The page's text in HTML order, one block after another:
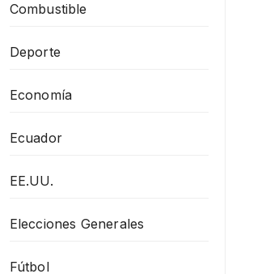
Combustible
Deporte
Economía
Ecuador
EE.UU.
Elecciones Generales
Fútbol